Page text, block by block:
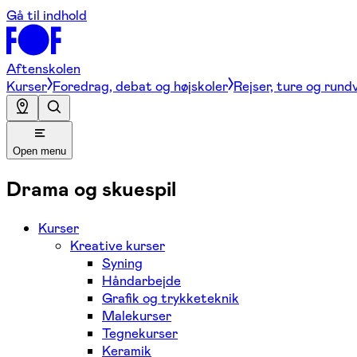
Gå til indhold
Aftenskolen
Kurser Foredrag, debat og højskoler Rejser, ture og
Open menu
Drama og skuespil
Kurser
Kreative kurser
Syning
Håndarbejde
Grafik og trykketeknik
Malekurser
Tegnekurser
Keramik